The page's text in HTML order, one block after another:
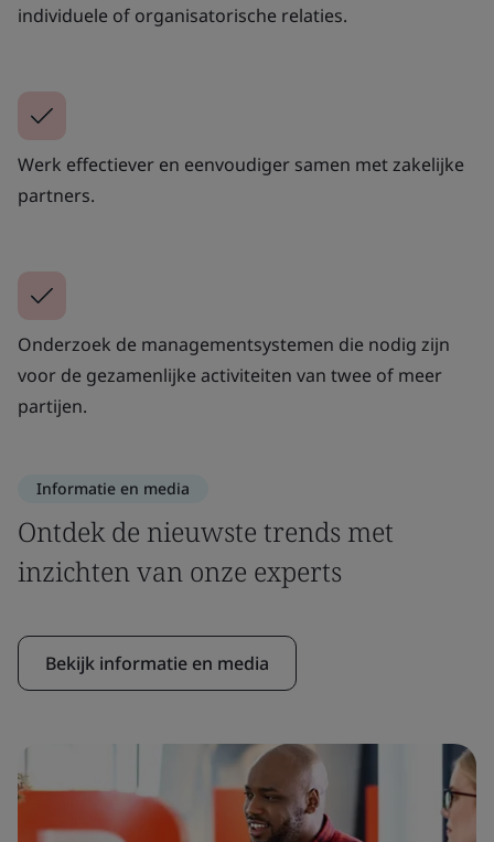
individuele of organisatorische relaties.
Werk effectiever en eenvoudiger samen met zakelijke
partners.
Onderzoek de managementsystemen die nodig zijn
voor de gezamenlijke activiteiten van twee of meer
partijen.
Informatie en media
Ontdek de nieuwste trends met
inzichten van onze experts
Bekijk informatie en media